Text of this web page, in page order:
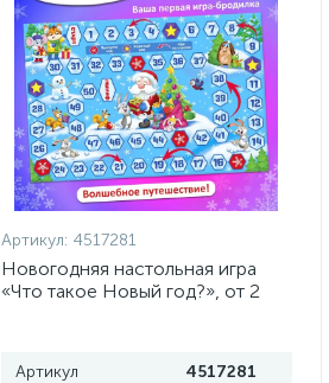
Артикул: 4517281
Новогодняя настольная игра
«Что такое Новый год?», от 2
Артикул 4517281